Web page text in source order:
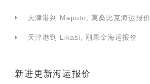
天津港到 Maputo, 莫桑比克海运报价
天津港到 Likasi, 刚果金海运报价
新进更新海运报价